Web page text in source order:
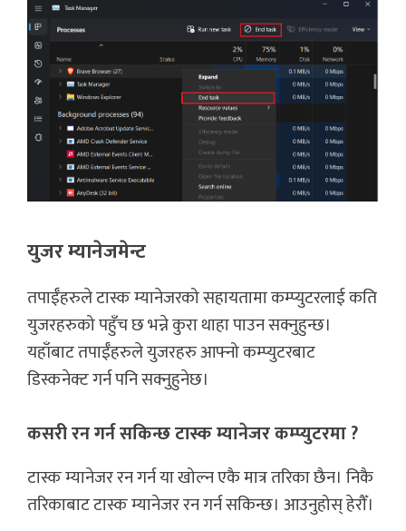
युजर म्यानेजमेन्ट
तपाईँहरुले टास्क म्यानेजरको सहायतामा कम्प्युटरलाई कति
युजरहरुको पहुँच छ भन्ने कुरा थाहा पाउन सक्नुहुन्छ।
यहाँबाट तपाईँहरुले युजरहरु आफ्नो कम्प्युटरबाट
डिस्कनेक्ट गर्न पनि सक्नुहुनेछ।
कसरी रन गर्न सकिन्छ टास्क म्यानेजर कम्प्युटरमा ?
टास्क म्यानेजर रन गर्न या खोल्न एकै मात्र तरिका छैन। निकै
तरिकाबाट टास्क म्यानेजर रन गर्न सकिन्छ। आउनुहोस् हेरौँ।